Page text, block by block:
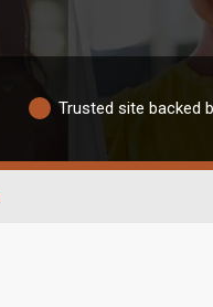
Trusted site backed